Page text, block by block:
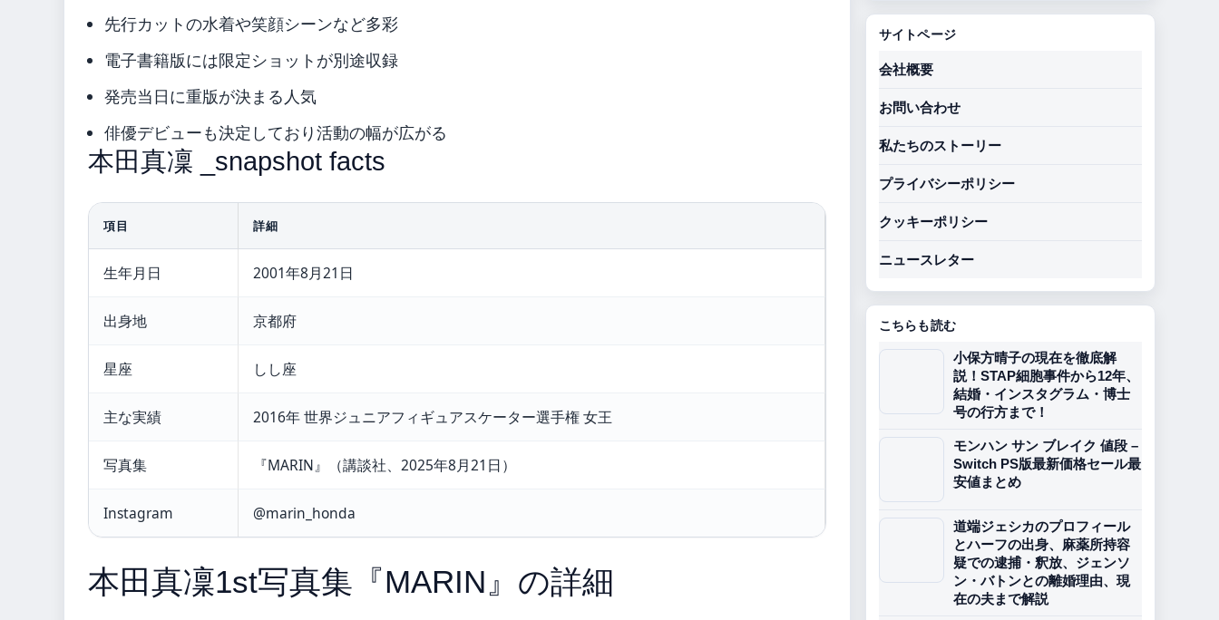
先行カットの水着や笑顔シーンなど多彩
電子書籍版には限定ショットが別途収録
発売当日に重版が決まる人気
俳優デビューも決定しており活動の幅が広がる
本田真凜 _snapshot facts
項目 詳細
生年月日 2001年8月21日
出身地 京都府
星座 しし座
主な実績 2016年 世界ジュニアフィギュアスケーター選手権 女王
写真集 『MARIN』（講談社、2025年8月21日）
Instagram @marin_honda
本田真凜1st写真集『MARIN』の詳細
サイトページ
会社概要
お問い合わせ
私たちのストーリー
プライバシーポリシー
クッキーポリシー
ニュースレター
こちらも読む
小保方晴子の現在を徹底解
説！STAP細胞事件から12年、
結婚・インスタグラム・博士
号の行方まで！
モンハン サン ブレイク 値段 –
Switch PS版最新価格セール最
安値まとめ
道端ジェシカのプロフィール
とハーフの出身、麻薬所持容
疑での逮捕・釈放、ジェンソ
ン・バトンとの離婚理由、現
在の夫まで解説